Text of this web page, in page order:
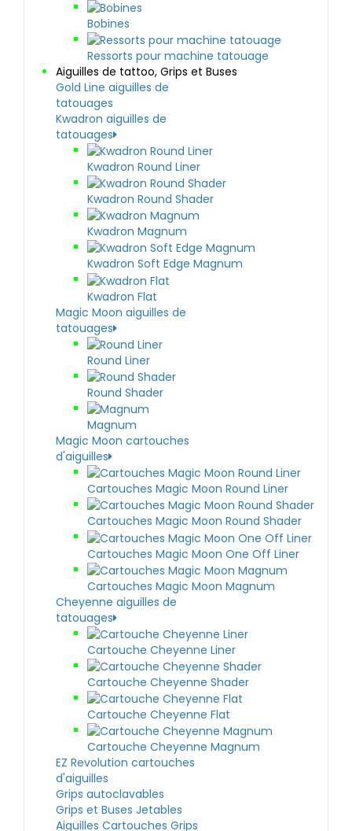
Bobines
Ressorts pour machine tatouage
Aiguilles de tattoo, Grips et Buses
Gold Line aiguilles de
tatouages
Kwadron aiguilles de
tatouages
Kwadron Round Liner
Kwadron Round Shader
Kwadron Magnum
Kwadron Soft Edge Magnum
Kwadron Flat
Magic Moon aiguilles de
tatouages
Round Liner
Round Shader
Magnum
Magic Moon cartouches
d'aiguilles
Cartouches Magic Moon Round Liner
Cartouches Magic Moon Round Shader
Cartouches Magic Moon One Off Liner
Cartouches Magic Moon Magnum
Cheyenne aiguilles de
tatouages
Cartouche Cheyenne Liner
Cartouche Cheyenne Shader
Cartouche Cheyenne Flat
Cartouche Cheyenne Magnum
EZ Revolution cartouches
d'aiguilles
Grips autoclavables
Grips et Buses Jetables
Aiguilles Cartouches Grips